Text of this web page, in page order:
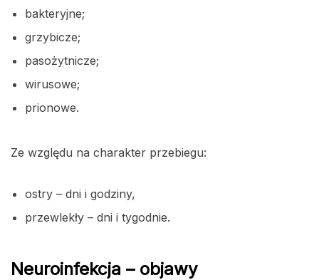
bakteryjne;
grzybicze;
pasożytnicze;
wirusowe;
prionowe.
Ze względu na charakter przebiegu:
ostry – dni i godziny,
przewlekły – dni i tygodnie.
Neuroinfekcja – objawy